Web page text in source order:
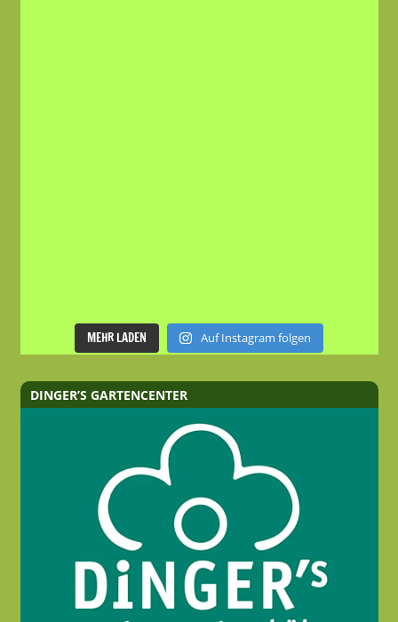
MEHR LADEN Auf Instagram folgen
DINGER’S GARTENCENTER